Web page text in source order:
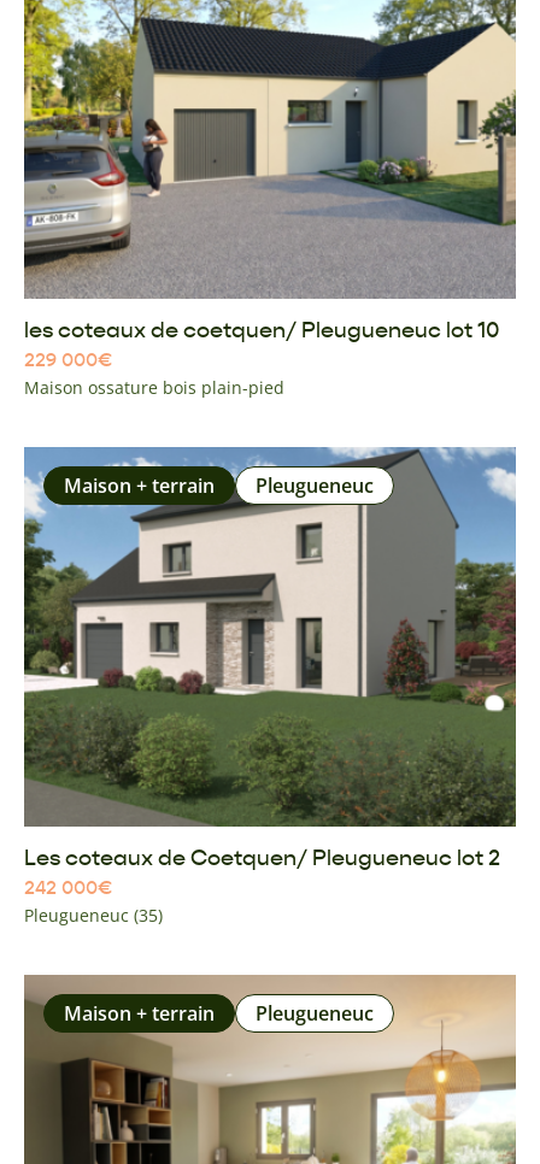
les coteaux de coetquen/ Pleugueneuc lot 10
229 000€
Maison ossature bois plain-pied
Maison + terrain Pleugueneuc
Les coteaux de Coetquen/ Pleugueneuc lot 2
242 000€
Pleugueneuc (35)
Maison + terrain Pleugueneuc